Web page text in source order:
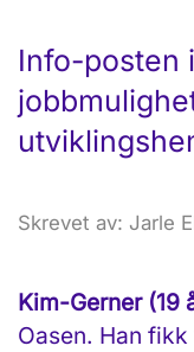
Info-posten
Skrevet av: Jarle
Kim-Gerner (19
Oasen. Han